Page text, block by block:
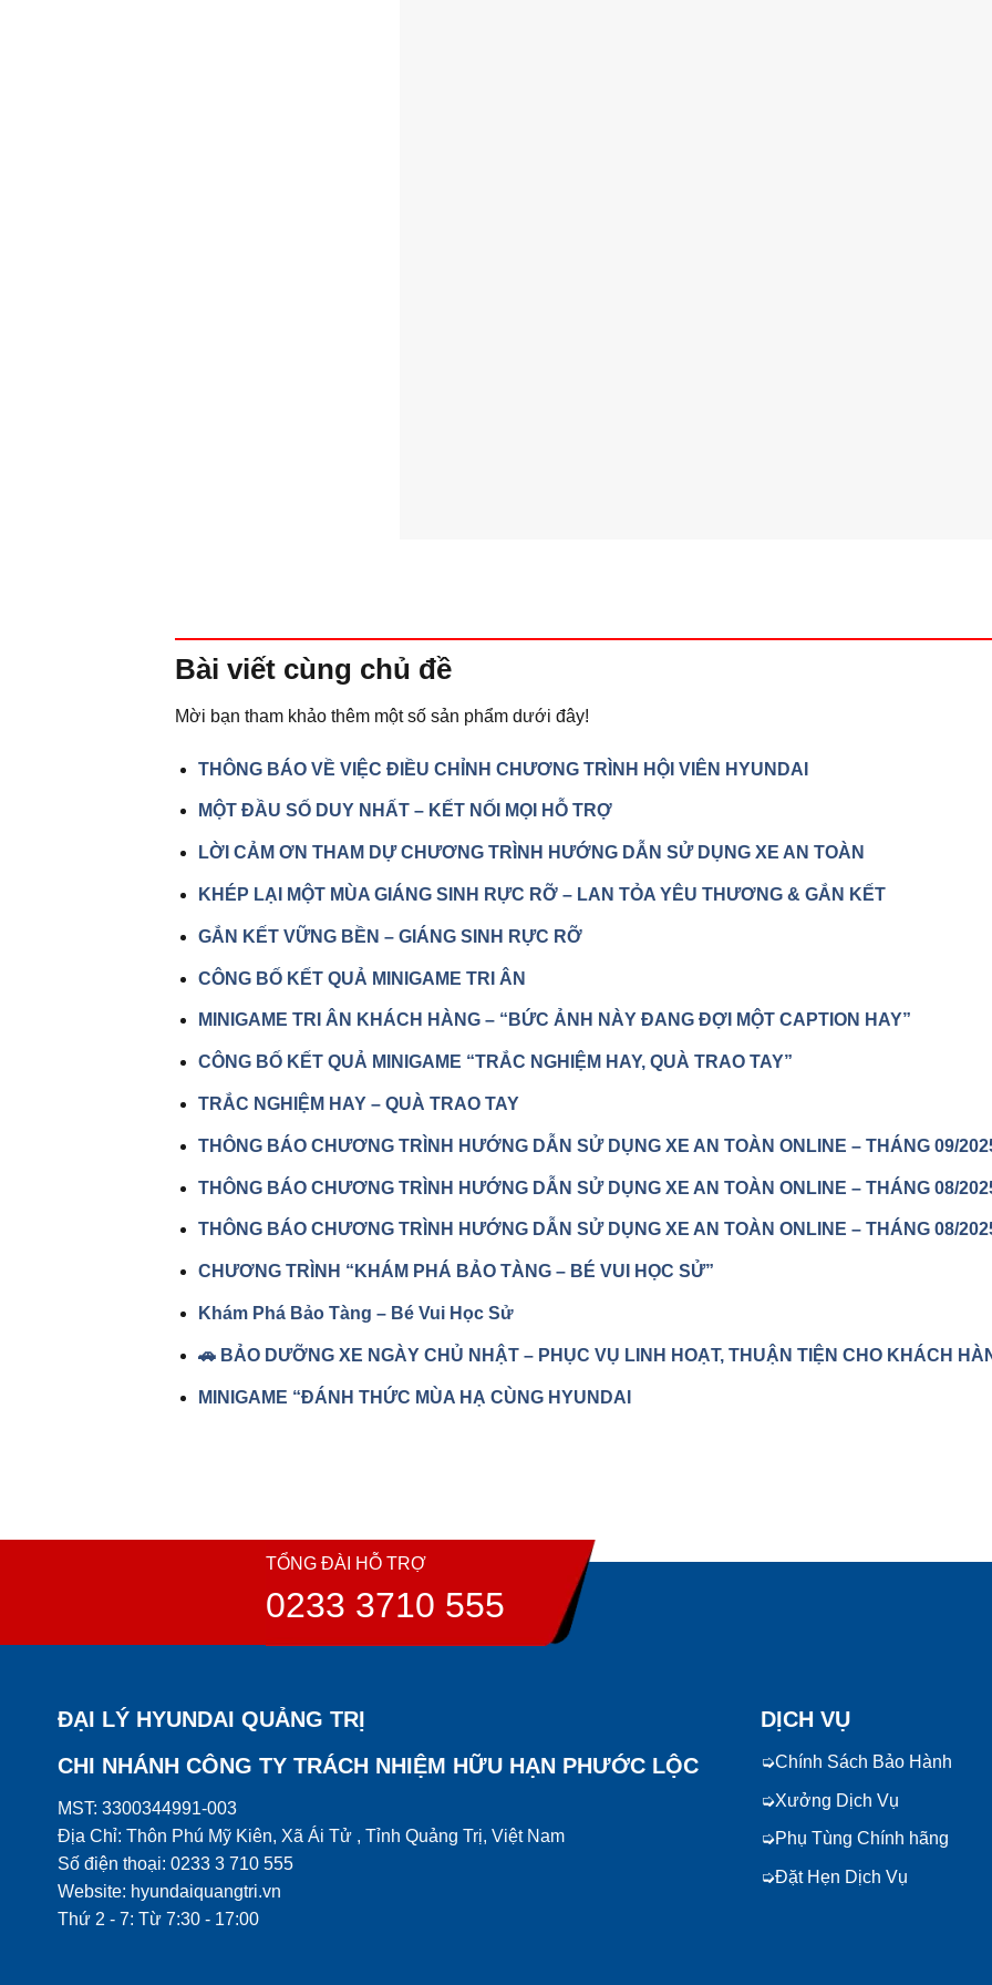
Bài viết cùng chủ đề
Mời bạn tham khảo thêm một số sản phẩm dưới đây!
THÔNG BÁO VỀ VIỆC ĐIỀU CHỈNH CHƯƠNG TRÌNH HỘI VIÊN HYUNDAI
MỘT ĐẦU SỐ DUY NHẤT – KẾT NỐI MỌI HỖ TRỢ
LỜI CẢM ƠN THAM DỰ CHƯƠNG TRÌNH HƯỚNG DẪN SỬ DỤNG XE AN TOÀN
KHÉP LẠI MỘT MÙA GIÁNG SINH RỰC RỠ – LAN TỎA YÊU THƯƠNG & GẮN KẾT
GẮN KẾT VỮNG BỀN – GIÁNG SINH RỰC RỠ
CÔNG BỐ KẾT QUẢ MINIGAME TRI ÂN
MINIGAME TRI ÂN KHÁCH HÀNG – “BỨC ẢNH NÀY ĐANG ĐỢI MỘT CAPTION HAY”
CÔNG BỐ KẾT QUẢ MINIGAME “TRẮC NGHIỆM HAY, QUÀ TRAO TAY”
TRẮC NGHIỆM HAY – QUÀ TRAO TAY
THÔNG BÁO CHƯƠNG TRÌNH HƯỚNG DẪN SỬ DỤNG XE AN TOÀN ONLINE – THÁNG 09/
THÔNG BÁO CHƯƠNG TRÌNH HƯỚNG DẪN SỬ DỤNG XE AN TOÀN ONLINE – THÁNG 08/
THÔNG BÁO CHƯƠNG TRÌNH HƯỚNG DẪN SỬ DỤNG XE AN TOÀN ONLINE – THÁNG 08/
CHƯƠNG TRÌNH “KHÁM PHÁ BẢO TÀNG – BÉ VUI HỌC SỬ”
Khám Phá Bảo Tàng – Bé Vui Học Sử
🚗 BẢO DƯỠNG XE NGÀY CHỦ NHẬT – PHỤC VỤ LINH HOẠT, THUẬN TIỆN CHO KHÁCH
MINIGAME “ĐÁNH THỨC MÙA HẠ CÙNG HYUNDAI
TỔNG ĐÀI HỖ TRỢ
0233 3710 555
ĐẠI LÝ HYUNDAI QUẢNG TRỊ
CHI NHÁNH CÔNG TY TRÁCH NHIỆM HỮU HẠN PHƯỚC LỘC
MST: 3300344991-003
Địa Chỉ: Thôn Phú Mỹ Kiên, Xã Ái Tử , Tỉnh Quảng Trị, Việt Nam
Số điện thoại: 0233 3 710 555
Website: hyundaiquangtri.vn
Thứ 2 - 7: Từ 7:30 - 17:00
DỊCH VỤ
Chính Sách Bảo Hành
Xưởng Dịch Vụ
Phụ Tùng Chính hãng
Đặt Hẹn Dịch Vụ